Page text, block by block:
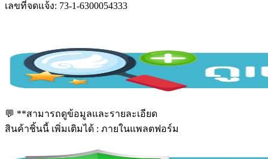
เลขที่จดแจ้ง: 73-1-6300054333
💬 **สามารถดูข้อมูลและรายละเอียด
สินค้าชิ้นนี้ เพิ่มเติมได้ : ภายในแพลตฟอร์ม